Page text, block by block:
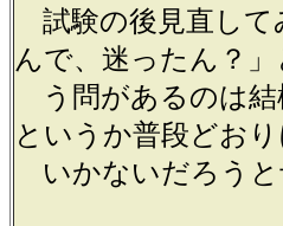
試験の後見直して
んで、迷ったん？」
う問があるのは結
というか普段どお
いかないだろうと